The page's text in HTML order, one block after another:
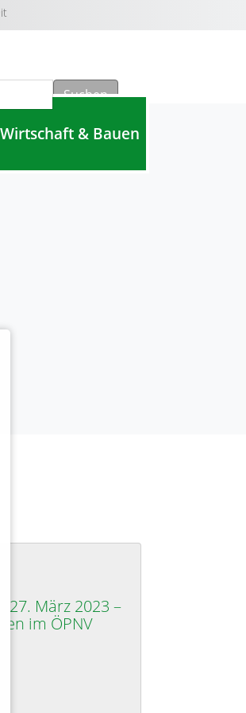
Suchen
Wirtschaft & Bauen
mehr und mehr Energie
27. März 2023 –
im ÖPNV